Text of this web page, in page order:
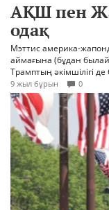
АҚШ пен
одақ
Мэттис америка-
аймағына (бұдан
Трамптың әкімшілігі
9 жыл бұрын 0